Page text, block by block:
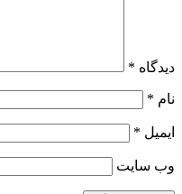
دیدگاه *
نام *
ایمیل *
وب‌ سایت